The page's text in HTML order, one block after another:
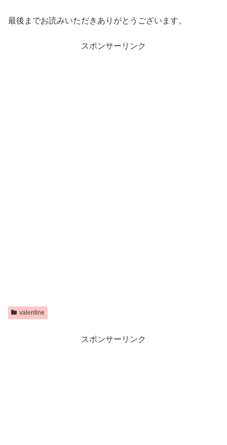
最後までお読みいただきありがとうございます。
スポンサーリンク
valentine
スポンサーリンク